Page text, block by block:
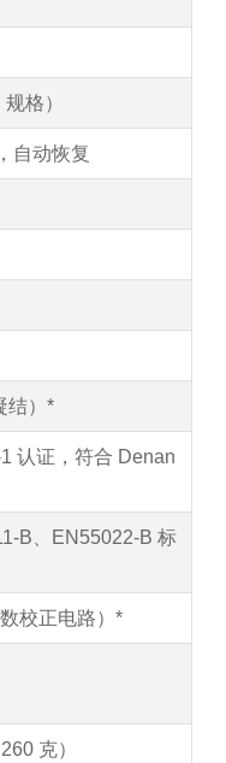
格）
自动恢复
结）*
认证，符合 Denan
B、EN55022-B 标
校正电路）*
克）